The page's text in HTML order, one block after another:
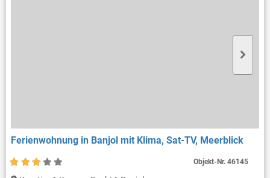
Ferienwohnung in Banjol mit Klima, Sat-TV, Meerblick
Objekt-Nr.46145